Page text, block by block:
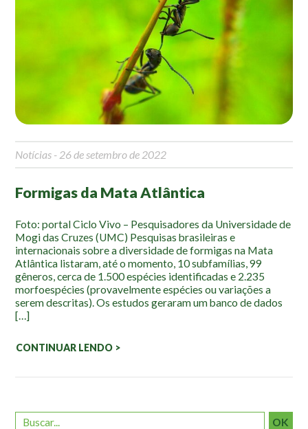
Mapa Ilustrado
Fauna e Flora
Palmeira Juçara
Borboletas
Cambuci
Liquens
Atividades
Escolas e Universidades
Educação Ambiental
Roteiro da monitoria
Inclusão Social
Blog
Notícias - 26 de setembro de 2022
Formigas da Mata Atlântica
Foto: portal Ciclo Vivo – Pesquisadores da Universidade de
Mogi das Cruzes (UMC) Pesquisas brasileiras e
internacionais sobre a diversidade de formigas na Mata
Atlântica listaram, até o momento, 10 subfamílias, 99
gêneros, cerca de 1.500 espécies identificadas e 2.235
morfoespécies (provavelmente espécies ou variações a
serem descritas). Os estudos geraram um banco de dados
[…]
CONTINUAR LENDO >
OK